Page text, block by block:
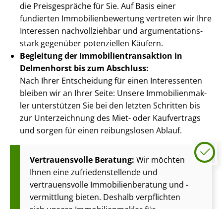
die Preisgespräche für Sie. Auf Basis einer
fundierten Im­mo­bi­li­en­be­wer­tung vertreten wir Ihre
Interessen nachvollziehbar und ar­gu­men­ta­ti­ons­
stark gegenüber potenziellen Käufern.
Begleitung der Im­mo­bi­li­en­trans­ak­ti­on in
Delmenhorst bis zum Abschluss:
Nach Ihrer Entscheidung für einen Interessenten
bleiben wir an Ihrer Seite: Unsere Im­mo­bi­li­en­mak­
ler unterstützen Sie bei den letzten Schritten bis
zur Unterzeichnung des Miet- oder Kaufvertrags
und sorgen für einen reibungslosen Ablauf.
Vertrauensvolle Beratung: Wir möchten
Ihnen eine zu­frie­den­stel­len­de und
vertrauensvolle Im­mo­bi­li­en­be­ra­tung und -
vermittlung bieten. Deshalb verpflichten